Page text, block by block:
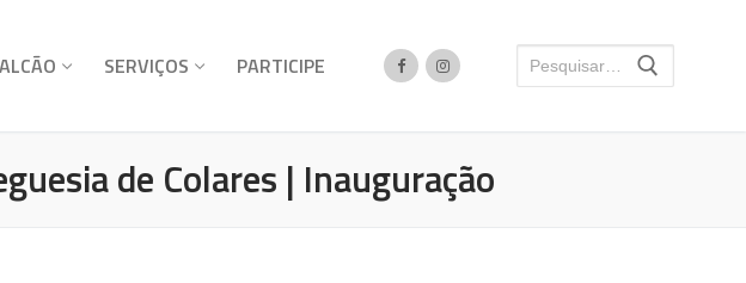
SERVIÇOS PARTICIPE
de Colares | Inauguração